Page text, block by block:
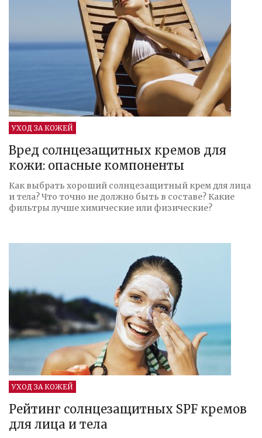
УХОД ЗА КОЖЕЙ
Вред солнцезащитных кремов для
кожи: опасные компоненты
Как выбрать хороший солнцезащитный крем для лица
и тела? Что точно не должно быть в составе? Какие
фильтры лучше химические или физические?
УХОД ЗА КОЖЕЙ
Рейтинг солнцезащитных SPF кремов
для лица и тела